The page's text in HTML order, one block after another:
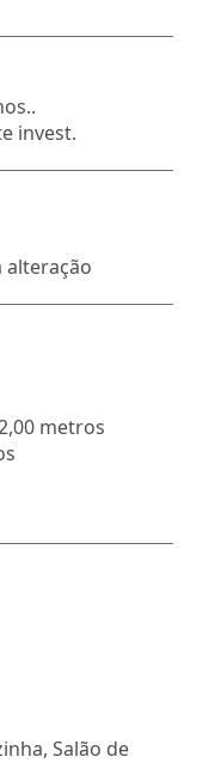
invest.
alteração
metros
Salão de